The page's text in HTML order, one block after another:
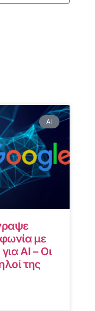
AI
με
AI – Οι
της